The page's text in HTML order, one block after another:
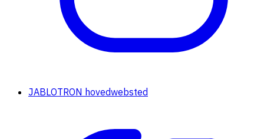
JABLOTRON hovedwebsted